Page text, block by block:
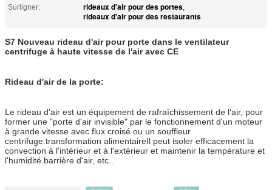
Surligner:
rideaux d'air pour des portes,
rideaux d'air pour des restaurants
S7 Nouveau rideau d'air pour porte dans le ventilateur
centrifuge à haute vitesse de l'air avec CE
Rideau d'air de la porte:
Le rideau d'air est un équipement de rafraîchissement de l'air, pour
former une "porte d'air invisible" par le fonctionnement d'un moteur
à grande vitesse avec flux croisé ou un souffleur
centrifuge.transformation alimentaireIl peut isoler efficacement la
convection à l'intérieur et à l'extérieur et maintenir la température et
l'humidité.barrière d'air, etc..